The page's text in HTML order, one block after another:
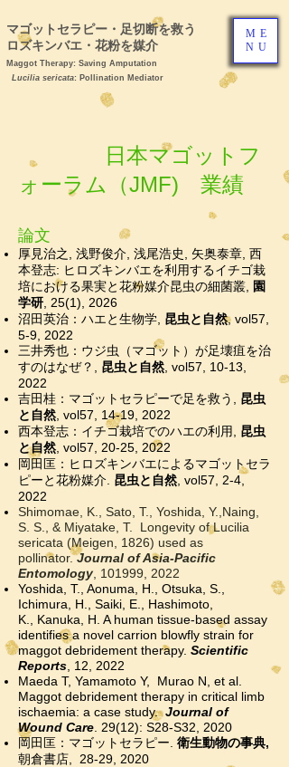
マゴットセラピー・足切断を救う ヒ
ロズキンバエ・花粉を媒介
Maggot Therapy: Saving Amputation
Lucilia sericata: Pollination Mediator
ME
NU
日本マゴットフ
ォーラム（JMF) 業績
論文
厚見治之, 浅野俊介, 浅尾浩史, 矢奥泰章, 西
本登志: ヒロズキンバエを利用するイチゴ栽
培における果実と花粉媒介昆虫の細菌叢,
園
学研 , 25(1), 2026
沼田英治：ハエと生物学, 昆虫と自然, vol57
5-9 , 2022
三井秀也：ウジ虫（マゴット） が足壊疽を治
すのはなぜ？
昆虫と自然 , vol57 , 10-13
2022
吉田桂：マゴットセラピーで足を救う
昆虫
と自然 , vol57 , 14-19 , 2022
西本登志：イチゴ栽培でのハエの利用, 昆虫
と自然 , vol57 , 20-25, 2022
岡田匡：ヒロズキンバエによるマゴットセラ
ピーと花粉媒介. 昆虫と自然 , vol57 , 2-4,
2022
Shimomae, K., Sato, T., Yoshida, Y.,Naing,
S. S., & Miyatake, T. Longevity of Lucilia
sericata (Meigen, 1826) used as
pollinator.Journal of Asia-Pacific
Entomology , 101999, 2022
Yoshida, T., Aonuma, H., Otsuka, S.,
Ichimura, H., Saiki, E., Hashimoto,
K.,
Kanuka, H. A human tissue-based assay
identifies a novel carrion blowfly strain for
maggot debridement therapy. Scientific
Reports , 12, 2022
Maeda T, Yamamoto Y, Murao N, et al.
Maggot debridement therapy in critical limb
ischaemia: a case study.Journal of
Wound Care . 29(12): S28-S32, 2020
岡田匡：マゴットセラピー. 衛生動物の事典,
朝倉書店,
28-29, 2020